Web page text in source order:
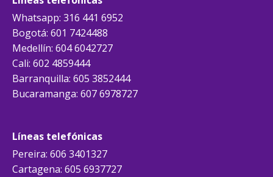
Whatsapp: 316 441 6952
Bogotá: 601 7424488
Medellín: 604 6042727
Cali: 602 4859444
Barranquilla: 605 3852444
Bucaramanga: 607 6978727
Líneas telefónicas
Pereira: 606 3401327
Cartagena: 605 6937727